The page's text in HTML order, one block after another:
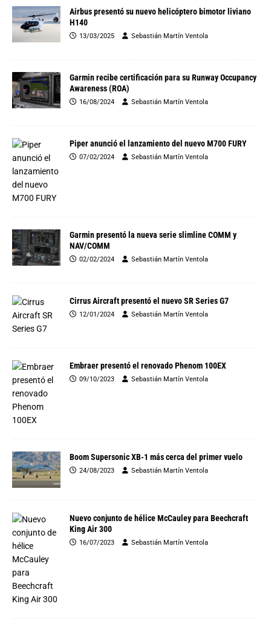
Airbus presentó su nuevo helicóptero bimotor liviano
H140
13/03/2025 Sebastián Martín Ventola
Garmin recibe certificación para su Runway Occupancy
Awareness (ROA)
16/08/2024 Sebastián Martín Ventola
Piper anunció el lanzamiento del nuevo M700 FURY
07/02/2024 Sebastián Martín Ventola
Garmin presentó la nueva serie slimline COMM y
NAV/COMM
02/02/2024 Sebastián Martín Ventola
Cirrus Aircraft presentó el nuevo SR Series G7
12/01/2024 Sebastián Martín Ventola
Embraer presentó el renovado Phenom 100EX
09/10/2023 Sebastián Martín Ventola
Boom Supersonic XB-1 más cerca del primer vuelo
24/08/2023 Sebastián Martín Ventola
Nuevo conjunto de hélice McCauley para Beechcraft
King Air 300
16/07/2023 Sebastián Martín Ventola